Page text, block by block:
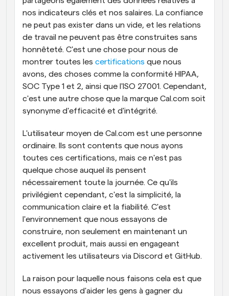
nos indicateurs clés et nos salaires. La confiance
ne peut pas exister dans un vide, et les relations
de travail ne peuvent pas être construites sans
honnêteté. C'est une chose pour nous de
montrer toutes les certifications que nous
avons, des choses comme la conformité HIPAA,
SOC Type 1 et 2, ainsi que l'ISO 27001. Cependant,
c'est une autre chose que la marque Cal.com soit
synonyme d'efficacité et d'intégrité.
L'utilisateur moyen de Cal.com est une personne
ordinaire. Ils sont contents que nous ayons
toutes ces certifications, mais ce n'est pas
quelque chose auquel ils pensent
nécessairement toute la journée. Ce qu'ils
privilégient cependant, c'est la simplicité, la
communication claire et la fiabilité. C'est
l'environnement que nous essayons de
construire, non seulement en maintenant un
excellent produit, mais aussi en engageant
activement les utilisateurs via Discord et GitHub.
La raison pour laquelle nous faisons cela est que
nous essayons d'aider les gens à gagner du